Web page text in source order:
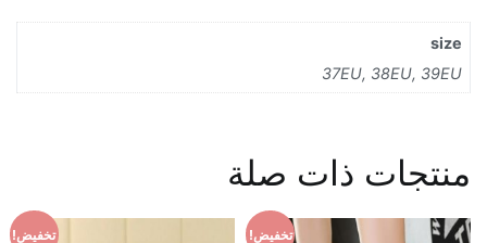
size
37EU, 38EU, 39EU
منتجات ذات صلة
تخفيض! تخفيض!